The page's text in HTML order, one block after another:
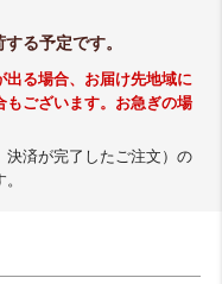
る予定です。
る場合、お届け先地域に
もございます。お急ぎの場
済が完了したご注文）の